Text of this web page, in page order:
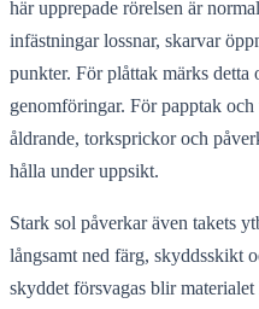
här upprepade rörelsen är
infästningar lossnar, skarvar
punkter. För plåttak märks detta
genomföringar. För papptak
åldrande, torksprickor och
hålla under uppsikt.
Stark sol påverkar även takets
långsamt ned färg, skyddsskikt
skyddet försvagas blir